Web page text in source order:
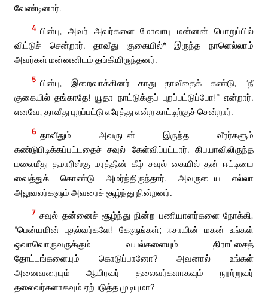
வேண்டினார்.
4 பின்பு, அவர் அவர்களை மோவாபு மன்னன் பொறுப்பில்
விட்டுச் சென்றார். தாவீது குகையில்* இருந்த நாளெல்லாம்
அவர்கள் மன்னனிடம் தங்கியிருந்தனர்.
5 பின்பு, இறைவாக்கினர் காது தாவீதைக் கண்டு, “நீ
குகையில் தங்காதே! யூதா நாட்டுக்குப் புறப்பட்டுப்போ!” என்றார்.
எனவே, தாவீது புறப்பட்டு எரேத்து என்ற காட்டிற்குச் சென்றார்.
6 தாவீதும் அவருடன் இருந்த வீரர்களும்
கண்டுபிடிக்கப்பட்டதைச் சவுல் கேள்விப்பட்டார். கிபயாவிலிருந்த
மலைமீது தமாரிஸ்கு மரத்தின் கீழ் சவுல் கையில் தன் ஈட்டியை
வைத்துக் கொண்டு அமர்ந்திருந்தார். அவருடைய எல்லா
அலுவலர்களும் அவரைச் சூழ்ந்து நின்றனர்.
7 சவுல் தன்னைச் சூழ்ந்து நின்ற பணியாளர்களை நோக்கி,
“பென்யமின் புதல்வர்களே! கேளுங்கள்; ஈசாயின் மகன் உங்கள்
ஒவாவொருவருக்கும் வயல்களையும் திராட்சைத்
தோட்டங்களையும் கொடுப்பானோ? அவனால் உங்கள்
அனைவரையும் ஆயிரவர் தலைவர்களாகவும் நூற்றுவர்
தலைவர்களாகவும் ஏற்படுத்த முடியுமா?